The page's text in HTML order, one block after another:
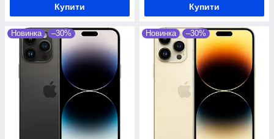
Купити Купити
Новинка –30% Новинка –30%